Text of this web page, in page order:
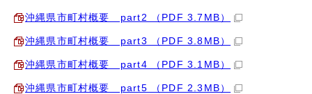
沖縄県市町村概要 part2 （PDF 3.7MB）
沖縄県市町村概要 part3 （PDF 3.8MB）
沖縄県市町村概要 part4 （PDF 3.1MB）
沖縄県市町村概要 part5 （PDF 2.3MB）